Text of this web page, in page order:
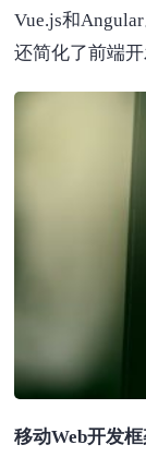
Vue.js和
还简化了前端
移动Web开发